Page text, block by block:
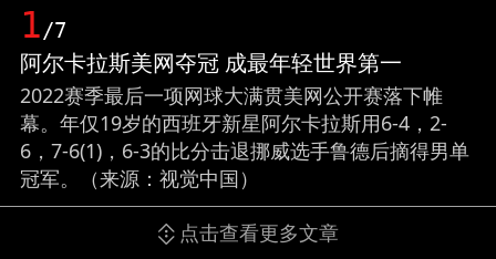
1/7
阿尔卡拉斯美网夺冠 成最年轻世界第一
2022赛季最后一项网球大满贯美网公开赛落下帷
幕。年仅19岁的西班牙新星阿尔卡拉斯用6-4，2-
6，7-6(1)，6-3的比分击退挪威选手鲁德后摘得男单
冠军。（来源：视觉中国）
点击查看更多文章